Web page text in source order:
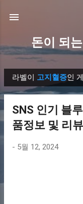
돈이 되
글
라벨이 고지혈증인
SNS 인기 블
품정보 및 리
- 5월 12, 2024